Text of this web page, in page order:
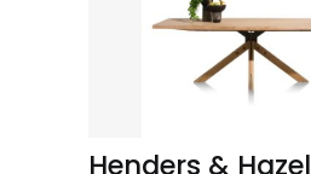
Henders & Hazel